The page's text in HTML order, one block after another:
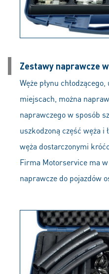
Zestawy naprawcze
Węże płynu
miejscach, można
naprawczego w sposób
uszkodzoną część węża i
węża dostarczonymi
Firma Motorservice ma
naprawcze do pojazdów